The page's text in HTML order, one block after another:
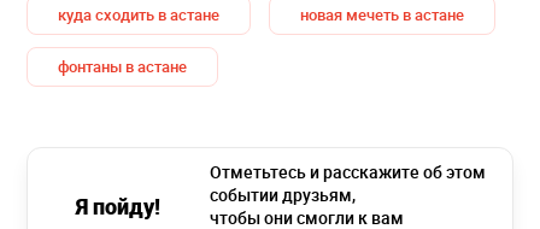
куда сходить в астане новая мечеть в астане
фонтаны в астане
Я пойду!
Отметьтесь и расскажите об этом
событии друзьям,
чтобы они смогли к вам